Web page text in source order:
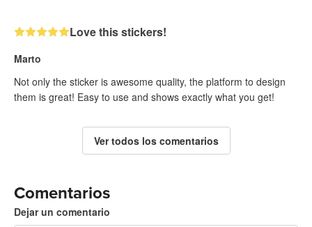
Love this stickers!
Marto
Not only the sticker is awesome quality, the platform to design
them is great! Easy to use and shows exactly what you get!
Ver todos los comentarios
Comentarios
Dejar un comentario